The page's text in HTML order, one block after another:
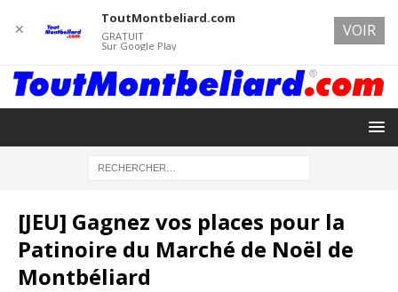
[JEU] Gagnez vos places pour la
Patinoire du Marché de Noël de
Montbéliard
✕
ToutMontbeliard.com
GRATUIT
Sur Google Play
VOIR